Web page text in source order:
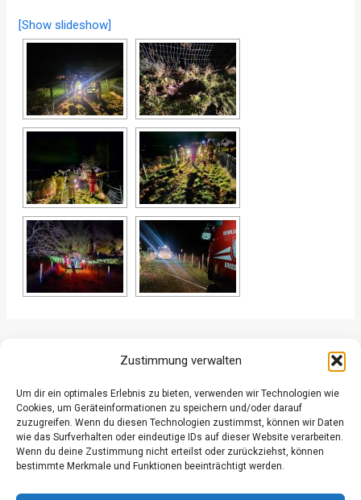
Zustimmung verwalten
Um dir ein optimales Erlebnis zu bieten, verwenden wir Technologien wie
Cookies, um Geräteinformationen zu speichern und/oder darauf
zuzugreifen. Wenn du diesen Technologien zustimmst, können wir Daten
wie das Surfverhalten oder eindeutige IDs auf dieser Website verarbeiten.
Wenn du deine Zustimmung nicht erteilst oder zurückziehst, können
bestimmte Merkmale und Funktionen beeinträchtigt werden.
[Show slideshow]
Datenschutz